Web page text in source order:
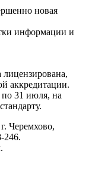
новая
информации и
лицензирована,
аккредитации.
по 31 июля, на
Черемхово,
246.